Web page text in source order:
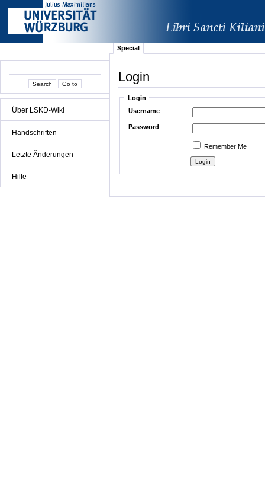
Über LSKD-Wiki
Handschriften
Letzte Änderungen
Hilfe
Special
Login
Login
Username
Password
Remember Me